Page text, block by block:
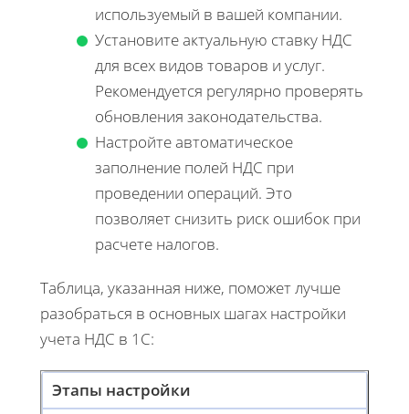
используемый в вашей компании.
Установите актуальную ставку НДС
для всех видов товаров и услуг.
Рекомендуется регулярно проверять
обновления законодательства.
Настройте автоматическое
заполнение полей НДС при
проведении операций. Это
позволяет снизить риск ошибок при
расчете налогов.
Таблица, указанная ниже, поможет лучше
разобраться в основных шагах настройки
учета НДС в 1С:
Этапы настройки